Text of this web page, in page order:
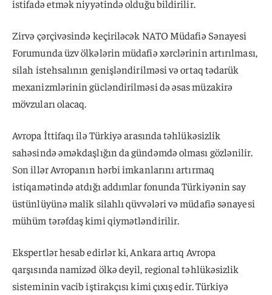
istifadə etmək niyyətində olduğu bildirilir.
Zirvə çərçivəsində keçiriləcək NATO Müdafiə Sənayesi
Forumunda üzv ölkələrin müdafiə xərclərinin artırılması,
silah istehsalının genişləndirilməsi və ortaq tədarük
mexanizmlərinin gücləndirilməsi də əsas müzakirə
mövzuları olacaq.
Avropa İttifaqı ilə Türkiyə arasında təhlükəsizlik
sahəsində əməkdaşlığın da gündəmdə olması gözlənilir.
Son illər Avropanın hərbi imkanlarını artırmaq
istiqamətində atdığı addımlar fonunda Türkiyənin say
üstünlüyünə malik silahlı qüvvələri və müdafiə sənayesi
mühüm tərəfdaş kimi qiymətləndirilir.
Ekspertlər hesab edirlər ki, Ankara artıq Avropa
qarşısında namizəd ölkə deyil, regional təhlükəsizlik
sisteminin vacib iştirakçısı kimi çıxış edir. Türkiyə